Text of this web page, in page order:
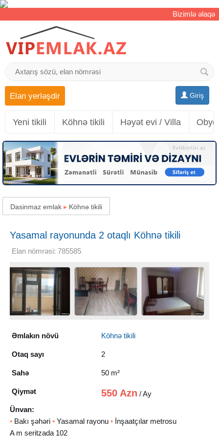
Bizimlə əlaqə
Giriş
Elan yerləşdir
Yeni tikili Köhnə tikili Həyət evi / Villa
Dasinmaz emlak ▸ Köhnə tikili
Yasamal rayonunda 2 otaqlı Köhnə tikili
Kirayə verilir, 50 m²
Elan nömrəsi: 785585
Əmlakın növü Köhnə tikili
Otaq sayı 2
Sahə 50 m²
Qiymət 550 Azn / Ay
Ünvan:
• Bakı şəhəri • Yasamal rayonu • İnşaatçılar metrosu
A m seritzada 102